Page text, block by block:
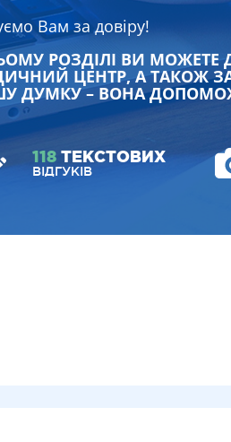
Вам за довіру!
РОЗДІЛІ ВИ
ЦЕНТР, А ТАКОЖ
ДУМКУ – ВОНА
118ТЕКСТОВИХ
ВІДГУКІВ